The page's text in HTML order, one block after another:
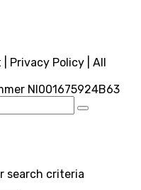
Privacy Policy | All
Nl001675924B63
search criteria